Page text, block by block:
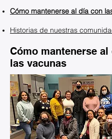
Cómo mantenerse al día con
Historias de nuestras
Cómo mantenerse al
las vacunas